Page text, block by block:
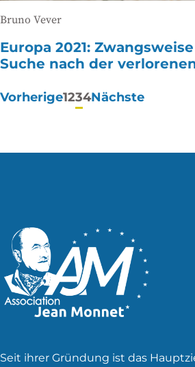
Bruno Vever
Europa 2021:
Suche nach der
Paginierung
Vorherige1234Nächste
Seit ihrer Gründung ist das